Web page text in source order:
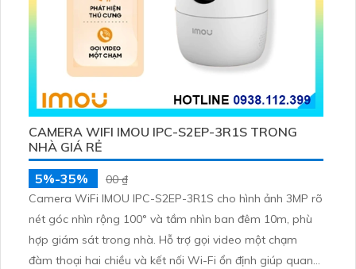
CAMERA WIFI IMOU IPC-S2EP-3R1S TRONG
NHÀ GIÁ RẺ
5%-35%
00 ₫
Camera WiFi IMOU IPC-S2EP-3R1S cho hình ảnh 3MP rõ
nét góc nhìn rộng 100° và tầm nhìn ban đêm 10m, phù
hợp giám sát trong nhà. Hỗ trợ gọi video một chạm
đàm thoại hai chiều và kết nối Wi-Fi ổn định giúp quan